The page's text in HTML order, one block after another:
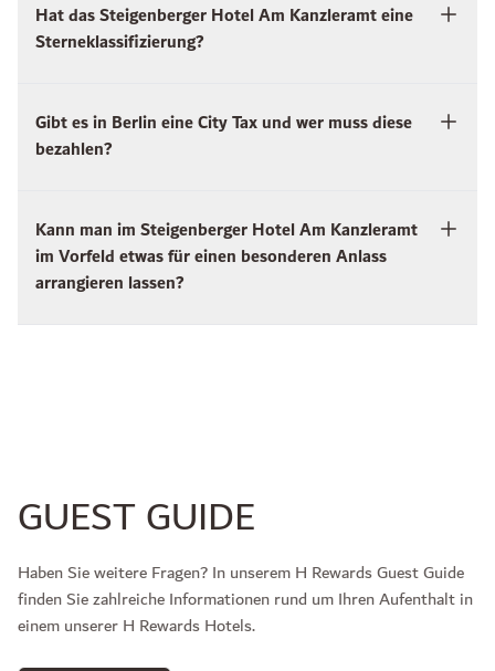
Hat das Steigenberger Hotel Am Kanzleramt eine
Sterneklassifizierung?
Gibt es in Berlin eine City Tax und wer muss diese
bezahlen?
Kann man im Steigenberger Hotel Am Kanzleramt
im Vorfeld etwas für einen besonderen Anlass
arrangieren lassen?
GUEST GUIDE
Haben Sie weitere Fragen? In unserem H Rewards Guest Guide
finden Sie zahlreiche Informationen rund um Ihren Aufenthalt in
einem unserer H Rewards Hotels.